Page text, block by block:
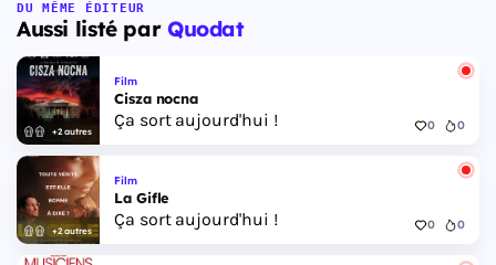
DU MÊME ÉDITEUR
Aussi listé par Quodat
+2 autres
Film
Cisza nocna
Ça sort aujourd'hui ! 0 0
+2 autres
Film
La Gifle
Ça sort aujourd'hui ! 0 0